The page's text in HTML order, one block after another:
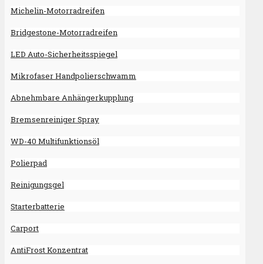
Michelin-Motorradreifen
Bridgestone-Motorradreifen
LED Auto-Sicherheitsspiegel
Mikrofaser Handpolierschwamm
Abnehmbare Anhängerkupplung
Bremsenreiniger Spray
WD-40 Multifunktionsöl
Polierpad
Reinigungsgel
Starterbatterie
Carport
AntiFrost Konzentrat